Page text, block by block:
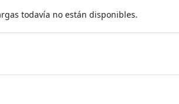
todavía no están disponibles.